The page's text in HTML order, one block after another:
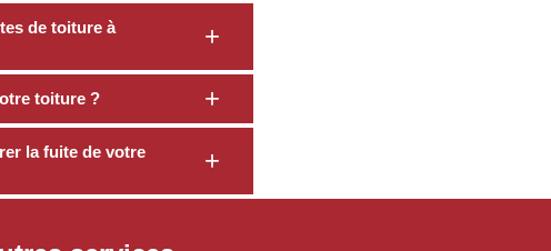
de toiture à
toiture ?
la fuite de votre